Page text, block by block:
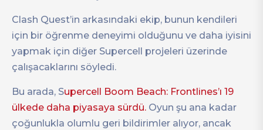
Clash Quest’in arkasındaki ekip, bunun kendileri
için bir öğrenme deneyimi olduğunu ve daha iyisini
yapmak için diğer Supercell projeleri üzerinde
çalışacaklarını söyledi.
Bu arada, Supercell Boom Beach: Frontlines’ı 19
ülkede daha piyasaya sürdü. Oyun şu ana kadar
çoğunlukla olumlu geri bildirimler alıyor, ancak